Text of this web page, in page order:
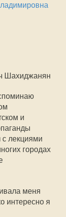
Шахиджанян
и
с лекциями
городах
меня
интересно я